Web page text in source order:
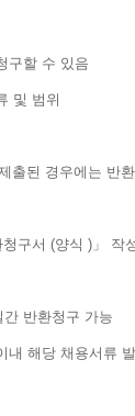
구할 수 있음
및 범위
출된 경우에는 반
구서 (양식 )」 작
반환청구 가능
해당 채용서류